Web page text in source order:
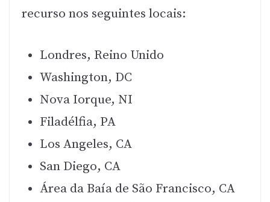
recurso nos seguintes locais:
Londres, Reino Unido
Washington, DC
Nova Iorque, NI
Filadélfia, PA
Los Angeles, CA
San Diego, CA
Área da Baía de São Francisco, CA